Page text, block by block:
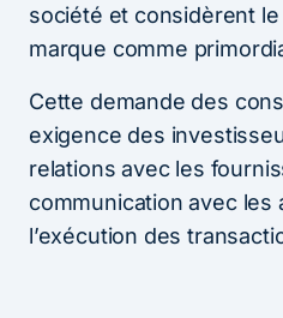
société et considèrent le
marque comme
Cette demande des
exigence des
relations avec les
communication avec les
l’exécution des